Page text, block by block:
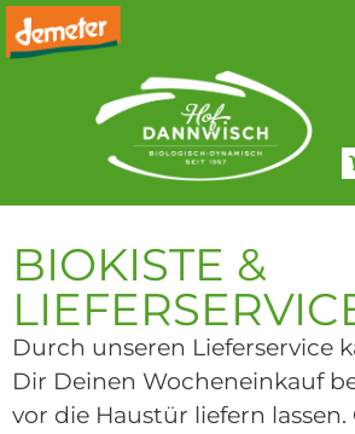
BIOKISTE &
Durch unseren Lieferservice
Dir Deinen Wocheneinkauf
vor die Haustür liefern lassen.